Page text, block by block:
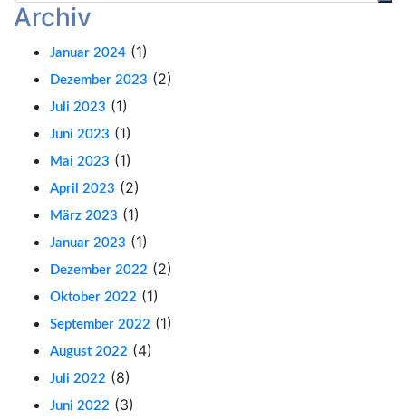
Archiv
Januar 2024 (1)
Dezember 2023 (2)
Juli 2023 (1)
Juni 2023 (1)
Mai 2023 (1)
April 2023 (2)
März 2023 (1)
Januar 2023 (1)
Dezember 2022 (2)
Oktober 2022 (1)
September 2022 (1)
August 2022 (4)
Juli 2022 (8)
Juni 2022 (3)